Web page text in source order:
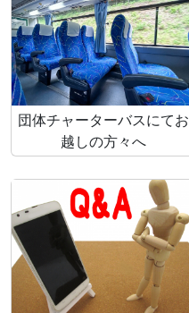
団体チャーターバスにてお
越しの方々へ